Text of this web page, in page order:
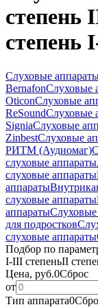
степень
степень
Слуховые
BernafonСлуховые
OticonСлуховые
ReSoundСлуховые
SigniaСлуховые
ZinbestСлуховые
РИТМ (Аудиомаг)
слуховые аппараты
слуховые аппараты
аппараты
слуховые аппараты
аппаратыСлуховые
для подростков
слуховые аппараты
Подбор по
I-III степеньII
Цена, руб.0Сброс
от
Тип аппарата0